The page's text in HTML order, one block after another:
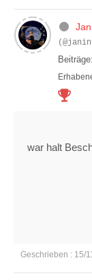
war halt
Geschrieben : 15/